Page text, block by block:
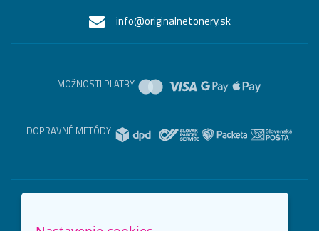
info@originalnetonery.sk
MOŽNOSTI PLATBY
DOPRAVNÉ METÓDY